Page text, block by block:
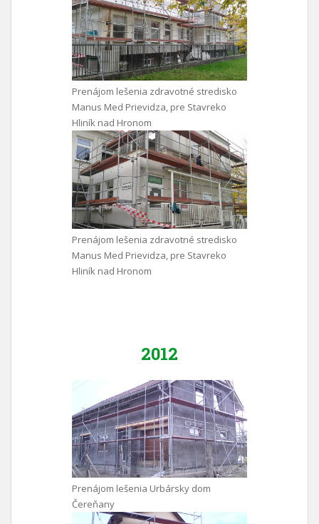
Prenájom lešenia zdravotné stredisko
Manus Med Prievidza, pre Stavreko
Hliník nad Hronom
Prenájom lešenia zdravotné stredisko
Manus Med Prievidza, pre Stavreko
Hliník nad Hronom
2012
Prenájom lešenia Urbársky dom
Čereňany